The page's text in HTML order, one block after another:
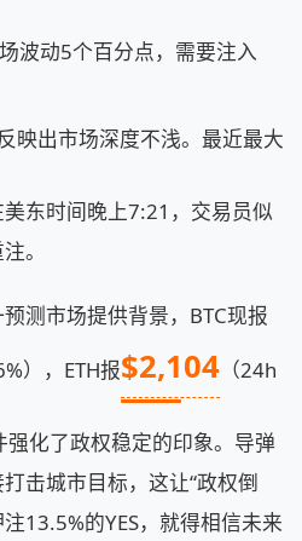
波动5个百分点，需要注入
映出市场深度不浅。最近最大
东时间晚上7:21，交易员似
。
测市场提供背景，BTC现报
），ETH报$2,104 （24h
化了政权稳定的印象。导弹
击城市目标，这让“政权倒
13.5%的YES，就得相信未来